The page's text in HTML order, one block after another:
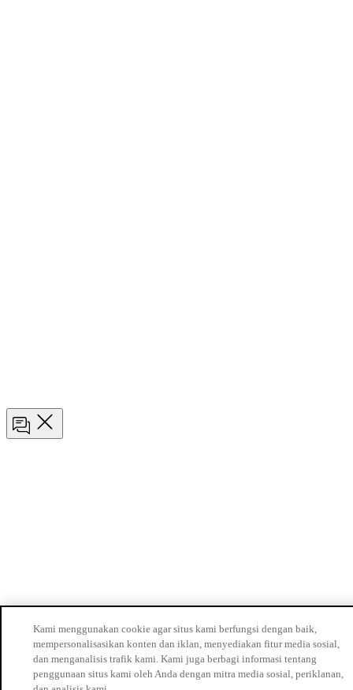
Kami menggunakan cookie agar situs kami berfungsi dengan baik,
mempersonalisasikan konten dan iklan, menyediakan fitur media sosial,
dan menganalisis trafik kami. Kami juga berbagi informasi tentang
penggunaan situs kami oleh Anda dengan mitra media sosial, periklanan,